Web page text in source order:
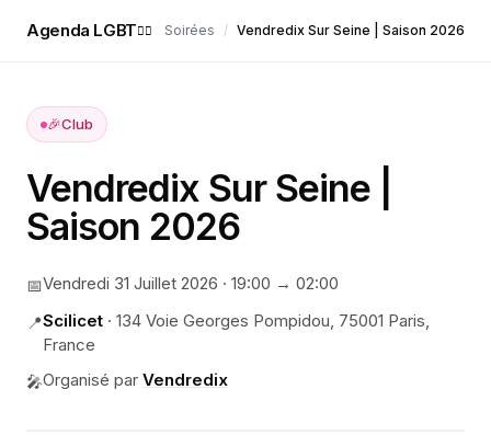
Agenda LGBT🏳️‍🌈 Soirées / Vendredix Sur Seine | Saison 2026
🎉Club
Vendredix Sur Seine |
Saison 2026
📅Vendredi 31 Juillet 2026 · 19:00 → 02:00
📍Scilicet · 134 Voie Georges Pompidou, 75001 Paris,
France
🎤Organisé par Vendredix